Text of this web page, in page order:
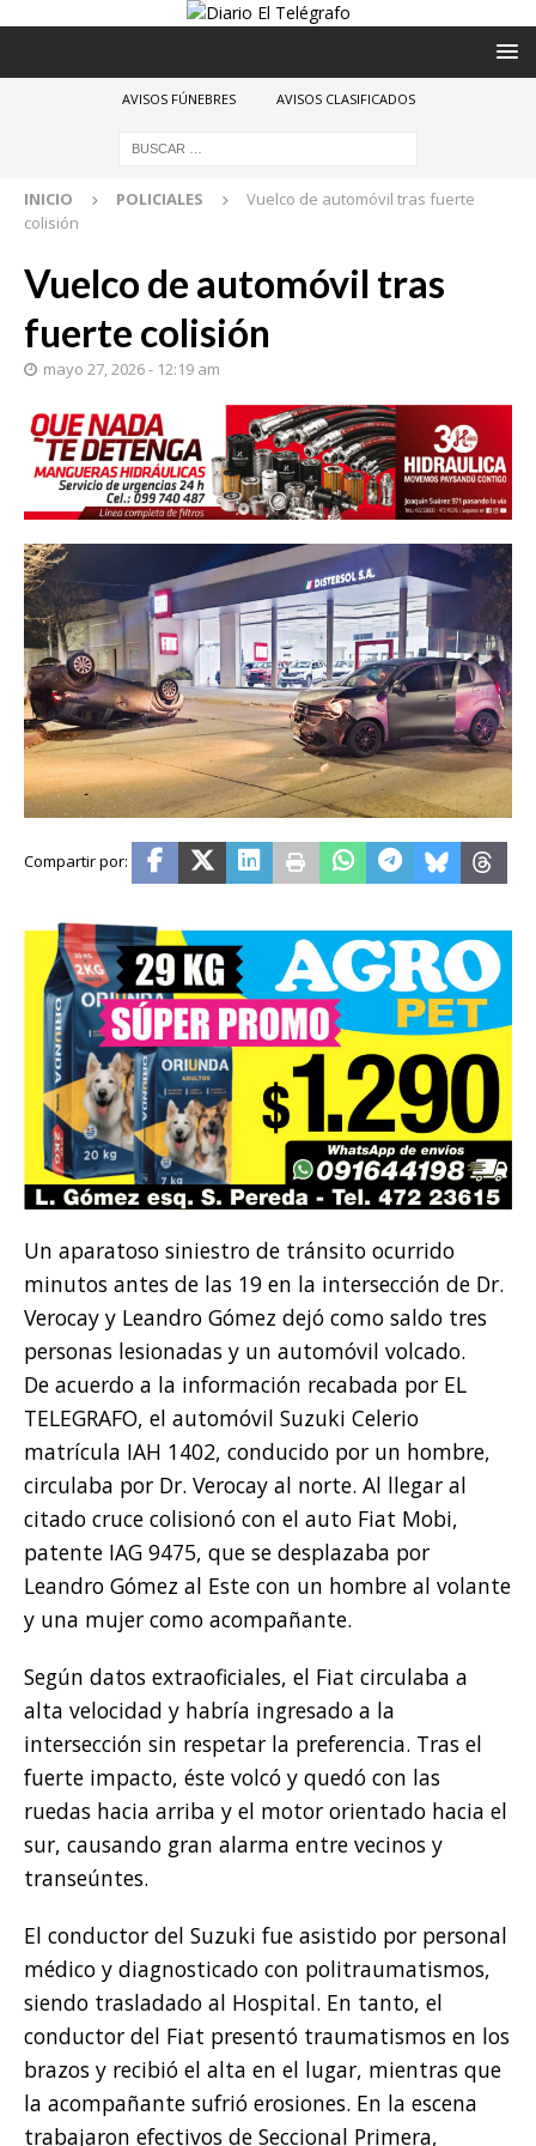
AVISOS FÚNEBRES AVISOS CLASIFICADOS
INICIO POLICIALES
Vuelco de automóvil tras fuerte
colisión
Vuelco de automóvil tras
fuerte colisión
mayo 27, 2026 - 12:19 am
Un aparatoso siniestro de tránsito ocurrido
minutos antes de las 19 en la intersección de Dr.
Verocay y Leandro Gómez dejó como saldo tres
personas lesionadas y un automóvil volcado.
De acuerdo a la información recabada por EL
TELEGRAFO, el automóvil Suzuki Celerio
matrícula IAH 1402, conducido por un hombre,
circulaba por Dr. Verocay al norte. Al llegar al
citado cruce colisionó con el auto Fiat Mobi,
patente IAG 9475, que se desplazaba por
Leandro Gómez al Este con un hombre al volante
y una mujer como acompañante.
Según datos extraoficiales, el Fiat circulaba a
alta velocidad y habría ingresado a la
intersección sin respetar la preferencia. Tras el
fuerte impacto, éste volcó y quedó con las
ruedas hacia arriba y el motor orientado hacia el
sur, causando gran alarma entre vecinos y
transeúntes.
El conductor del Suzuki fue asistido por personal
médico y diagnosticado con politraumatismos,
siendo trasladado al Hospital. En tanto, el
conductor del Fiat presentó traumatismos en los
brazos y recibió el alta en el lugar, mientras que
la acompañante sufrió erosiones. En la escena
trabajaron efectivos de Seccional Primera,